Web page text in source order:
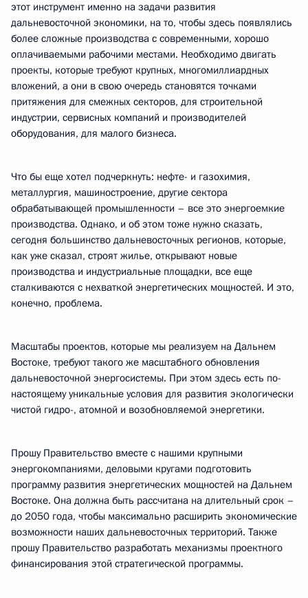
этот инструмент именно на задачи развития
дальневосточной экономики, на то, чтобы здесь появлялись
более сложные производства с современными, хорошо
оплачиваемыми рабочими местами. Необходимо двигать
проекты, которые требуют крупных, многомиллиардных
вложений, а они в свою очередь становятся точками
притяжения для смежных секторов, для строительной
индустрии, сервисных компаний и производителей
оборудования, для малого бизнеса.
Что бы еще хотел подчеркнуть: нефте- и газохимия,
металлургия, машиностроение, другие сектора
обрабатывающей промышленности – все это энергоемкие
производства. Однако, и об этом тоже нужно сказать,
сегодня большинство дальневосточных регионов, которые,
как уже сказал, строят жилье, открывают новые
производства и индустриальные площадки, все еще
сталкиваются с нехваткой энергетических мощностей. И это,
конечно, проблема.
Масштабы проектов, которые мы реализуем на Дальнем
Востоке, требуют такого же масштабного обновления
дальневосточной энергосистемы. При этом здесь есть по-
настоящему уникальные условия для развития экологически
чистой гидро-, атомной и возобновляемой энергетики.
Прошу Правительство вместе с нашими крупными
энергокомпаниями, деловыми кругами подготовить
программу развития энергетических мощностей на Дальнем
Востоке. Она должна быть рассчитана на длительный срок –
до 2050 года, чтобы максимально расширить экономические
возможности наших дальневосточных территорий. Также
прошу Правительство разработать механизмы проектного
финансирования этой стратегической программы.